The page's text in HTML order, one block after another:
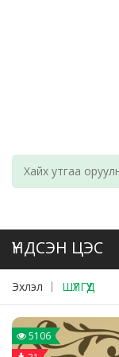
Эхлэл ШҮЛГҮҮД
5106